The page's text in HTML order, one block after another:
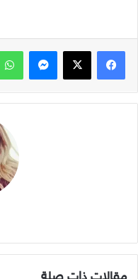
فيسبوك X ماسنجر